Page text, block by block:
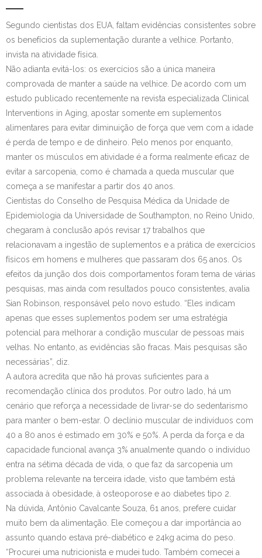
Contato
Segundo cientistas dos EUA, faltam evidências consistentes sobre
os benefícios da suplementação durante a velhice. Portanto,
invista na atividade física.
Não adianta evitá-los: os exercícios são a única maneira
comprovada de manter a saúde na velhice. De acordo com um
estudo publicado recentemente na revista especializada Clinical
Interventions in Aging, apostar somente em suplementos
alimentares para evitar diminuição de força que vem com a idade
é perda de tempo e de dinheiro. Pelo menos por enquanto,
manter os músculos em atividade é a forma realmente eficaz de
evitar a sarcopenia, como é chamada a queda muscular que
começa a se manifestar a partir dos 40 anos.
Cientistas do Conselho de Pesquisa Médica da Unidade de
Epidemiologia da Universidade de Southampton, no Reino Unido,
chegaram à conclusão após revisar 17 trabalhos que
relacionavam a ingestão de suplementos e a prática de exercícios
físicos em homens e mulheres que passaram dos 65 anos. Os
efeitos da junção dos dois comportamentos foram tema de várias
pesquisas, mas ainda com resultados pouco consistentes, avalia
Sian Robinson, responsável pelo novo estudo. “Eles indicam
apenas que esses suplementos podem ser uma estratégia
potencial para melhorar a condição muscular de pessoas mais
velhas. No entanto, as evidências são fracas. Mais pesquisas são
necessárias”, diz.
A autora acredita que não há provas suficientes para a
recomendação clínica dos produtos. Por outro lado, há um
cenário que reforça a necessidade de livrar-se do sedentarismo
para manter o bem-estar. O declínio muscular de indivíduos com
40 a 80 anos é estimado em 30% e 50%. A perda da força e da
capacidade funcional avança 3% anualmente quando o indivíduo
entra na sétima década de vida, o que faz da sarcopenia um
problema relevante na terceira idade, visto que também está
associada à obesidade, à osteoporose e ao diabetes tipo 2.
Na dúvida, Antônio Cavalcante Souza, 61 anos, prefere cuidar
muito bem da alimentação. Ele começou a dar importância ao
assunto quando estava pré-diabético e 24kg acima do peso.
“Procurei uma nutricionista e mudei tudo. Também comecei a